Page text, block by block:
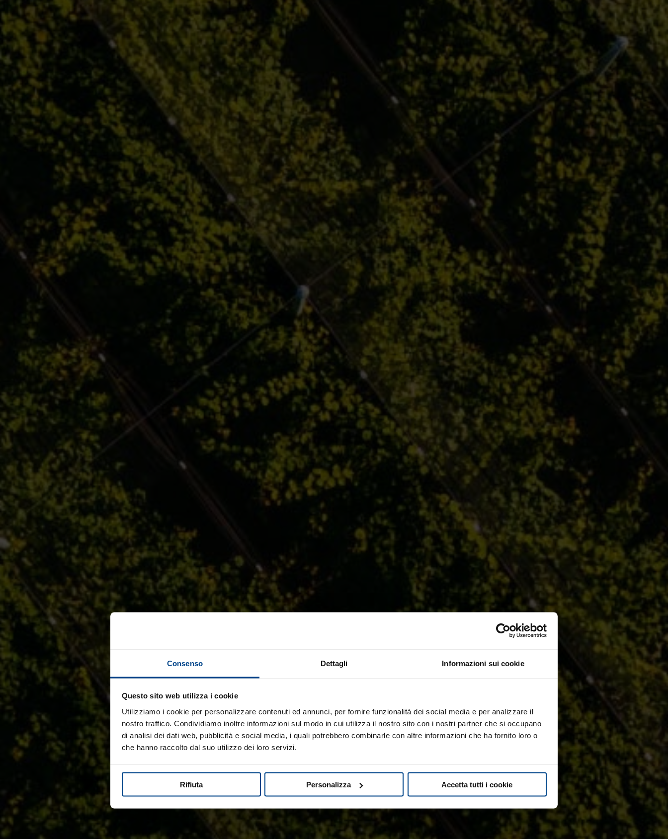
Consenso Dettagli Informazioni sui cookie
Questo sito web utilizza i cookie
Utilizziamo i cookie per personalizzare contenuti ed annunci, per fornire funzionalità dei social media e per analizzare il
nostro traffico. Condividiamo inoltre informazioni sul modo in cui utilizza il nostro sito con i nostri partner che si occupano
di analisi dei dati web, pubblicità e social media, i quali potrebbero combinarle con altre informazioni che ha fornito loro o
che hanno raccolto dal suo utilizzo dei loro servizi.
Rifiuta Personalizza Accetta tutti i cookie